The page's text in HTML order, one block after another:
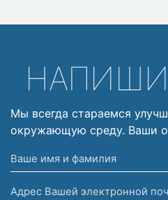
Мы всегда стараемся
окружающую среду. Ваши
Ваше
имя
и
Адрес